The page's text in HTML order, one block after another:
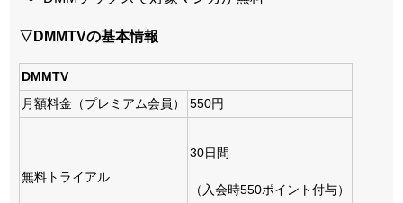
▽DMMTVの基本情報
DMMTV
月額料金（プレミアム会員）
550円
無料トライアル
30日間
（入会時550ポイント付与）